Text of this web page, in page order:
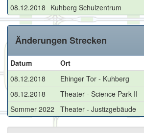
08.12.2018 Kuhberg Schulzentrum
Änderungen Strecken
Datum Ort
08.12.2018
Ehinger Tor - Kuhberg
08.12.2018
Theater - Science Park II
Sommer 2022
Theater - Justizgebäude